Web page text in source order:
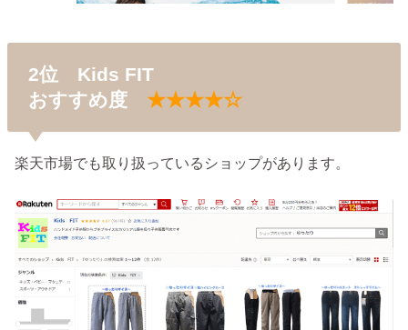
2位 Kids FIT
おすすめ度 ★★★★☆
楽天市場でも取り扱っているショップがあります。